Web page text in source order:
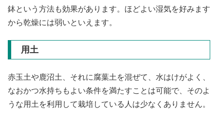
鉢という方法も効果があります。ほどよい湿気を好みます
から乾燥には弱いといえます。
用土
赤玉土や鹿沼土、それに腐葉土を混ぜて、水はけがよく、
なおかつ水持ちもよい条件を満たすことは可能で、そのよ
うな用土を利用して栽培している人は少なくありません。